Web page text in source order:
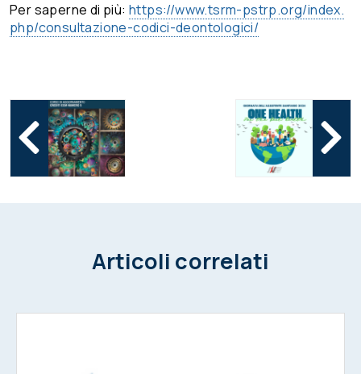
Per saperne di più: https://www.tsrm-pstrp.org/index.
php/consultazione-codici-deontologici/
Articoli correlati